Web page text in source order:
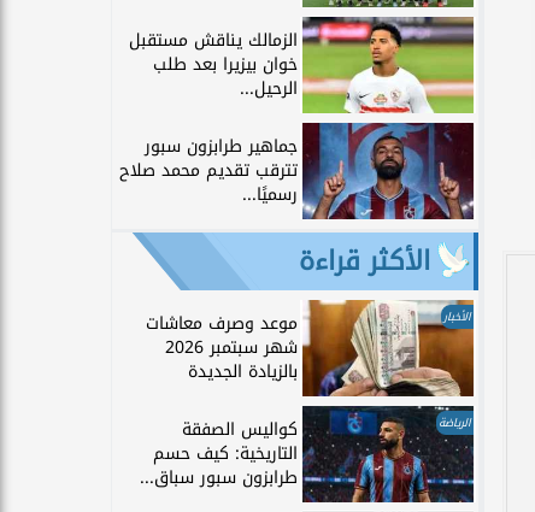
الزمالك يناقش مستقبل
خوان بيزيرا بعد طلب
الرحيل...
جماهير طرابزون سبور
تترقب تقديم محمد صلاح
رسميًا...
الأكثر قراءة
الأخبار موعد وصرف معاشات
شهر سبتمبر 2026
بالزيادة الجديدة
الرياضة كواليس الصفقة
التاريخية: كيف حسم
طرابزون سبور سباق...